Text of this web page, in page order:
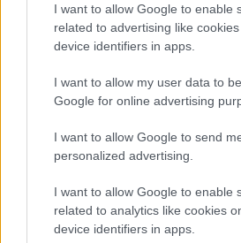
I want to allow Google to enable
related to advertising like
device identifiers in apps.
I want to allow my user data to
Google for online advertising
I want to allow Google to send
personalized advertising.
I want to allow Google to enable
related to analytics like cookies
device identifiers in apps.
Nuevo giro en el caso
desvelan el informe